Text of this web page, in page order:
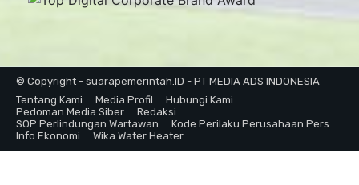
© Copyright - suarapemerintah.ID - PT MEDIA ADS INDONESIA
Tentang Kami
Media Profil
Hubungi Kami
Pedoman Media Siber
Redaksi
SOP Perlindungan Wartawan
Kode Perilaku Perusahaan Pers
Info Ekonomi
Wika Water Heater